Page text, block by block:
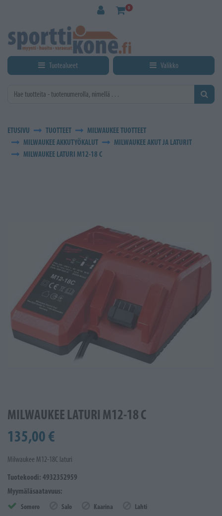
0
Tuotealueet Valikko
ETUSIVU TUOTTEET
MILWAUKEE TUOTTEET
MILWAUKEE AKKUTYÖKALUT
MILWAUKEE AKUT JA LATURIT
MILWAUKEE LATURI M12-18 C
MILWAUKEE LATURI M12-18 C
135,00 €
Milwaukee M12-18C laturi
Tuotekoodi: 4932352959
Myymäläsaatavuus:
Somero Salo Kaarina
Lahti